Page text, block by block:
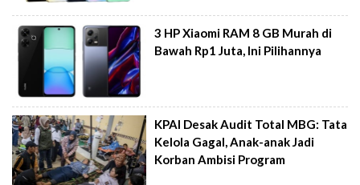
3 HP Xiaomi RAM 8 GB Murah di
Bawah Rp1 Juta, Ini Pilihannya
KPAI Desak Audit Total MBG: Tata
Kelola Gagal, Anak-anak Jadi
Korban Ambisi Program